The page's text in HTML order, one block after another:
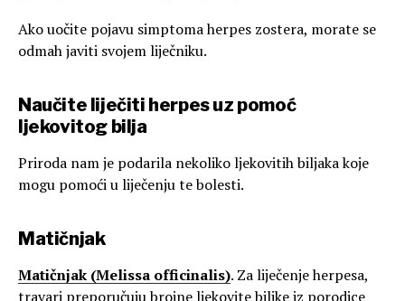
Ako uočite pojavu simptoma herpes zostera, morate se
odmah javiti svojem liječniku.
Naučite liječiti herpes uz pomoć
ljekovitog bilja
Priroda nam je podarila nekoliko ljekovitih biljaka koje
mogu pomoći u liječenju te bolesti.
Matičnjak
Matičnjak (Melissa officinalis). Za liječenje herpesa,
travari preporučuju brojne ljekovite biljke iz porodice